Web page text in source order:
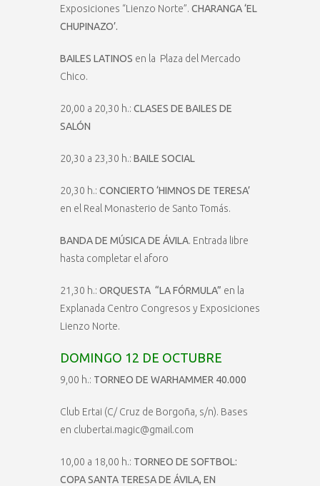
Exposiciones “Lienzo Norte”. CHARANGA ‘EL
CHUPINAZO’.
BAILES LATINOS en la Plaza del Mercado
Chico.
20,00 a 20,30 h.: CLASES DE BAILES DE
SALÓN
20,30 a 23,30 h.: BAILE SOCIAL
20,30 h.: CONCIERTO ‘HIMNOS DE TERESA’
en el Real Monasterio de Santo Tomás.
BANDA DE MÚSICA DE ÁVILA. Entrada libre
hasta completar el aforo
21,30 h.: ORQUESTA “LA FÓRMULA” en la
Explanada Centro Congresos y Exposiciones
Lienzo Norte.
DOMINGO 12 DE OCTUBRE
9,00 h.: TORNEO DE WARHAMMER 40.000
Club Ertai (C/ Cruz de Borgoña, s/n). Bases
en clubertai.magic@gmail.com
10,00 a 18,00 h.: TORNEO DE SOFTBOL:
COPA SANTA TERESA DE ÁVILA, EN